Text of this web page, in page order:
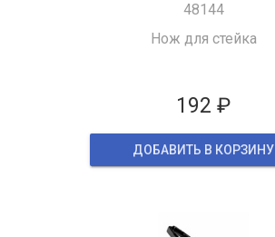
48144
Нож для стейка
192 ₽
ДОБАВИТЬ В КОРЗИНУ